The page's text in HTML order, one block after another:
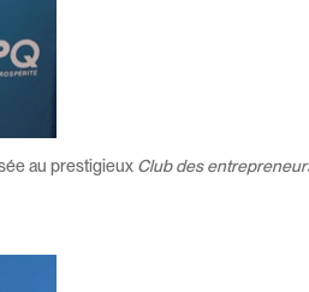
au prestigieux Club des